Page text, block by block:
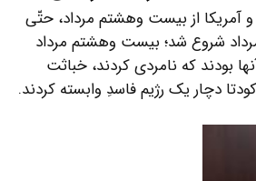
آمریکا از بیست وهشتم مرداد، حتّی
شروع شد؛ بیست وهشتم مرداد
آنها بودند که نامردی کردند، خباثت
دچار یک رژیم فاسدِ وابسته کردند.